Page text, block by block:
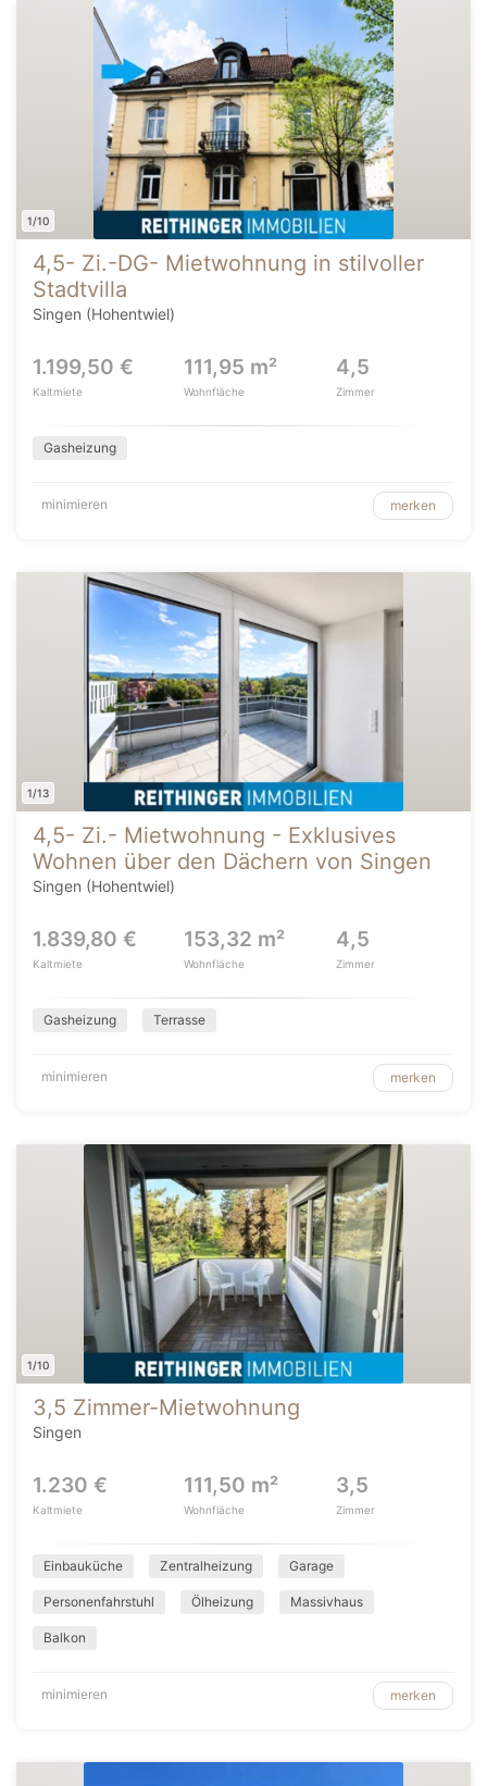
1/10
4,5- Zi.-DG- Mietwohnung in stilvoller
Stadtvilla
Singen (Hohentwiel)
1.199,50 €
Kaltmiete
111,95 m²
Wohnfläche
4,5
Zimmer
Gasheizung
minimieren merken
1/13
4,5- Zi.- Mietwohnung - Exklusives
Wohnen über den Dächern von Singen
Singen (Hohentwiel)
1.839,80 €
Kaltmiete
153,32 m²
Wohnfläche
4,5
Zimmer
Gasheizung Terrasse
minimieren merken
1/10
3,5 Zimmer-Mietwohnung
Singen
1.230 €
Kaltmiete
111,50 m²
Wohnfläche
3,5
Zimmer
Einbauküche Zentralheizung Garage
Personenfahrstuhl Ölheizung Massivhaus
Balkon
minimieren merken